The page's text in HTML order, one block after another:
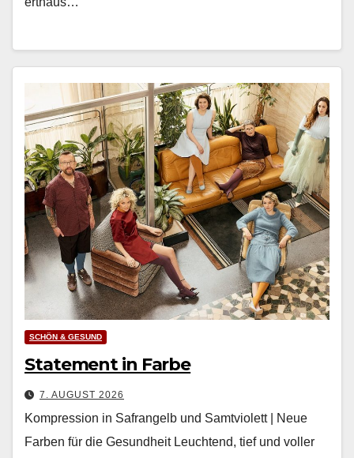
SCHÖN & GESUND
Statement in Farbe
7. AUGUST 2026
Kompression in Safrangelb und Samtviolett | Neue
Farben für die Gesundheit Leuch­t­end, tief und voller